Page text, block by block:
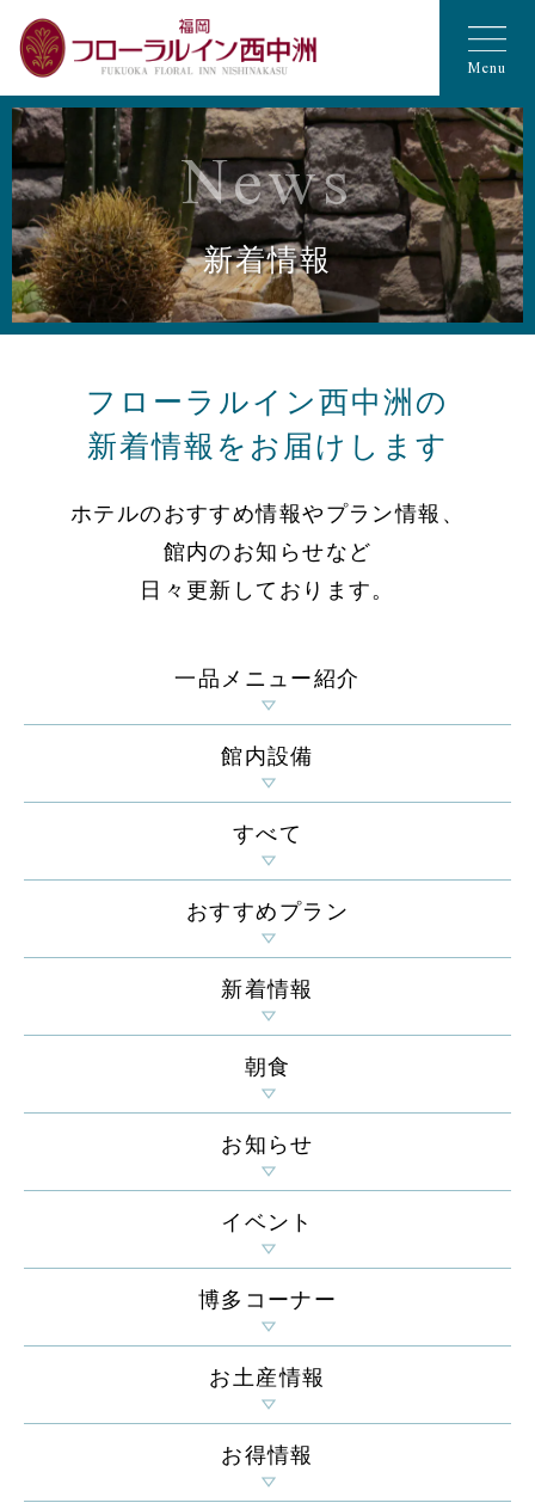
Menu
News
新着情報
フローラルイン西中洲の
新着情報をお届けします
ホテルのおすすめ情報やプラン情報、
館内のお知らせなど
日々更新しております。
一品メニュー紹介
館内設備
すべて
おすすめプラン
新着情報
朝食
お知らせ
イベント
博多コーナー
お土産情報
お得情報